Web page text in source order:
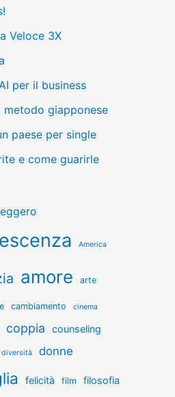
Veloce 3X
per il business
metodo giapponese
paese per single
e come guarirle
America
amore arte
cambiamento cinema
coppia counseling
diversità donne
felicità film filosofia